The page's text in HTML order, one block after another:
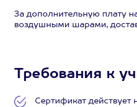
За дополнительную плату
воздушными шарами,
Требования к
Сертификат действует